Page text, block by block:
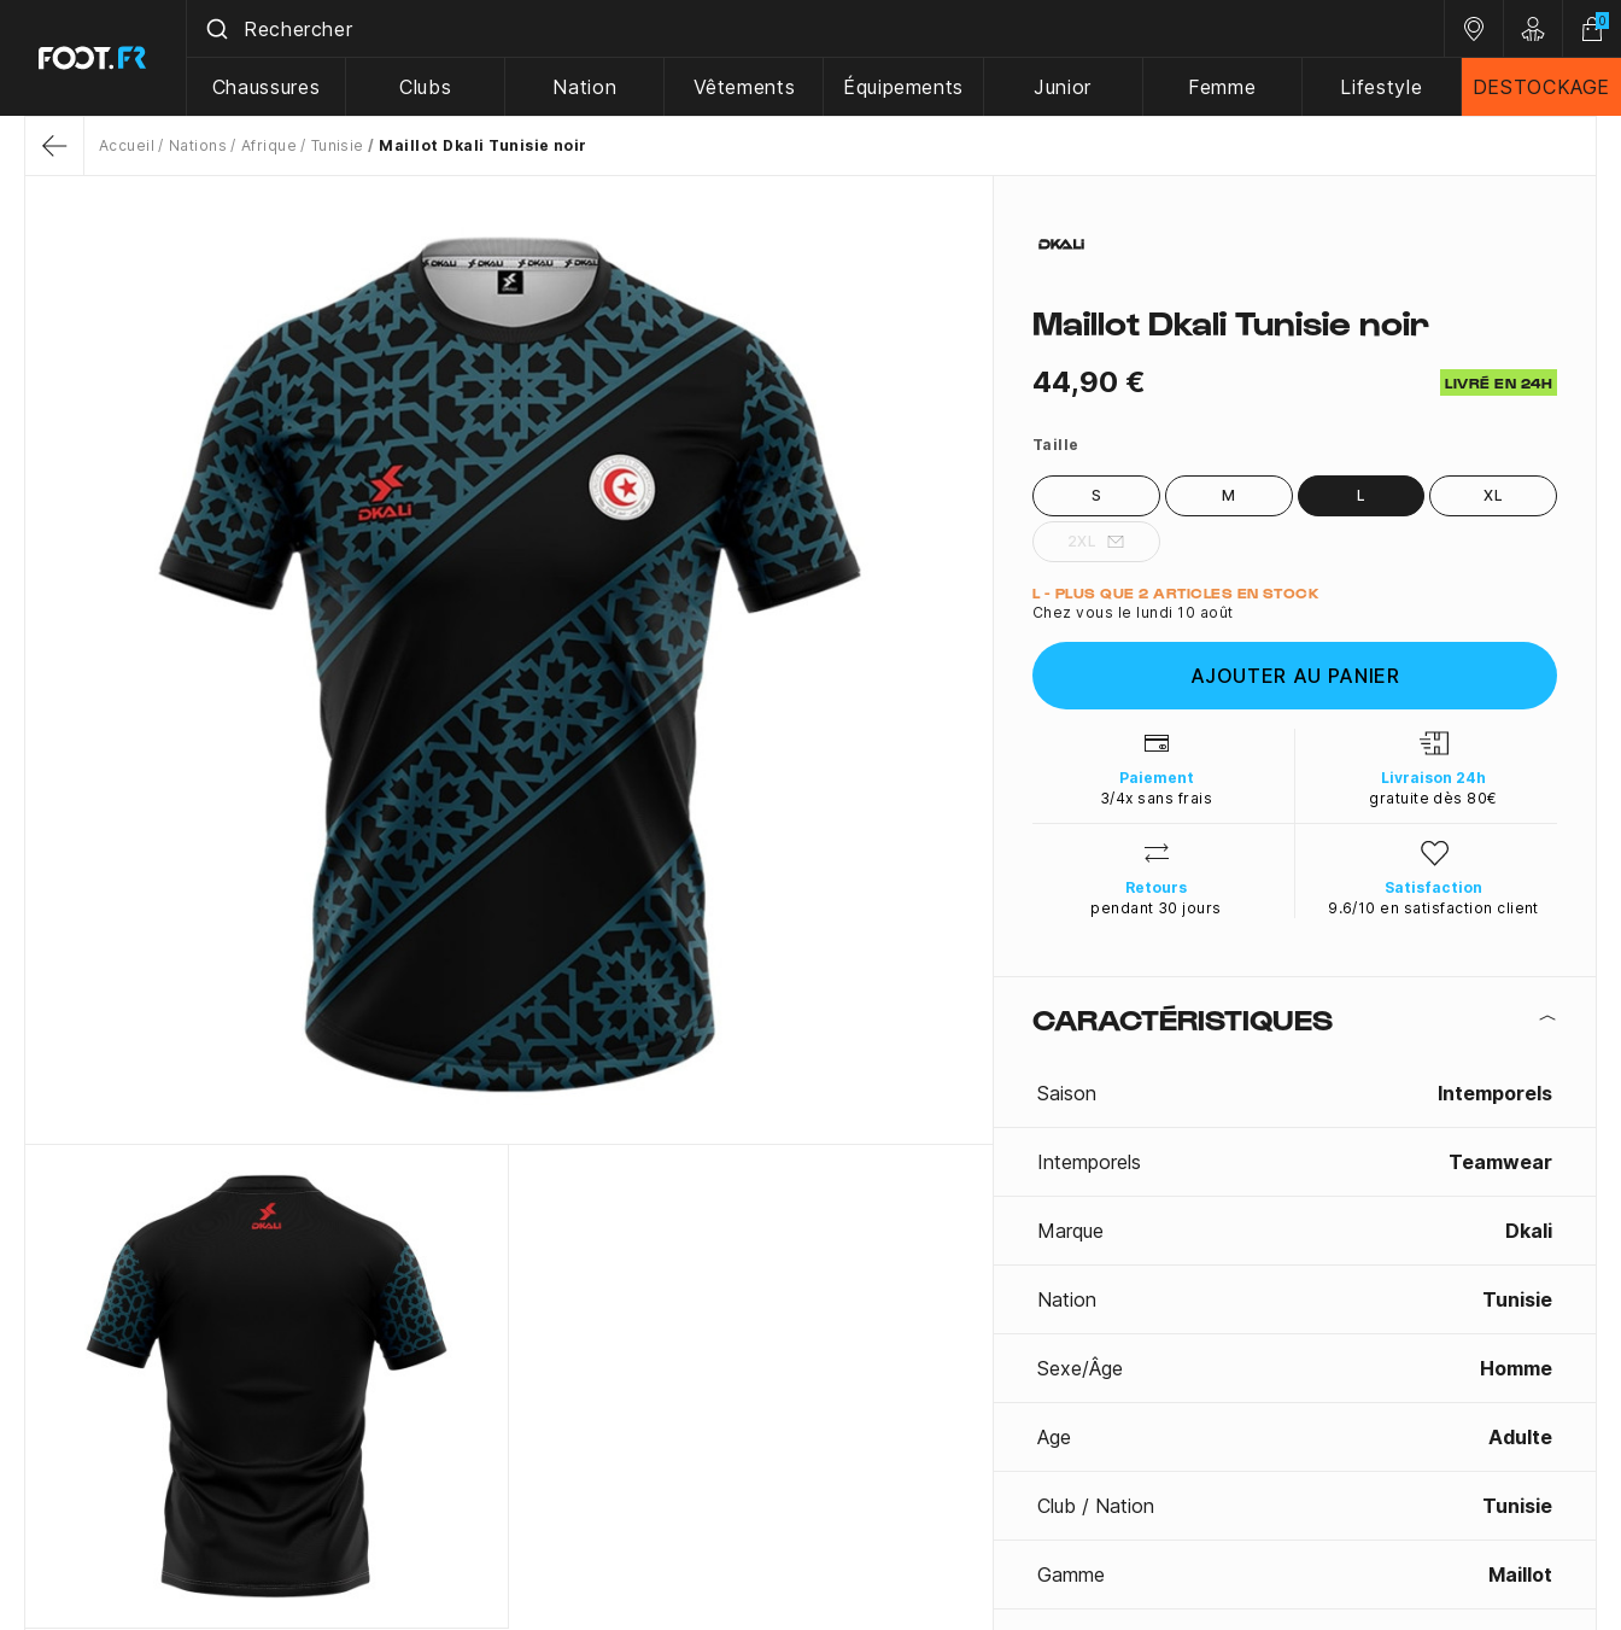
Nos magasins
Customer
0
Chaussures Clubs Nation Vêtements Équipements Junior Femme Lifestyle DESTOCKAGE
Accueil Nations Afrique Tunisie Maillot Dkali Tunisie noir
Maillot Dkali Tunisie noir
44,90 € LIVRÉ EN 24H
Taille
S M L XL
2XL
Quantité
L - PLUS QUE 2 ARTICLES EN STOCK
Chez vous le lundi 10 août
AJOUTER AU PANIER
Paiement
3/4x sans frais
Livraison 24h
gratuite dès 80€
Retours
pendant 30 jours
Satisfaction
9.6/10 en satisfaction client
CARACTÉRISTIQUES
Saison Intemporels
Intemporels Teamwear
Marque Dkali
Nation Tunisie
Sexe/Âge Homme
Age Adulte
Club / Nation Tunisie
Gamme Maillot